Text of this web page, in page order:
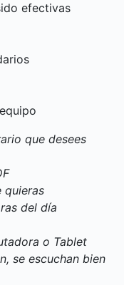
efectivas
que desees
quieras
del día
o Tablet
se escuchan bien